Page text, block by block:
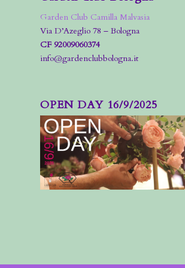
Garden Club Camilla Malvasia
Via D’Azeglio 78 – Bologna
CF 92009060374
info@gardenclubbologna.it
OPEN DAY 16/9/2025